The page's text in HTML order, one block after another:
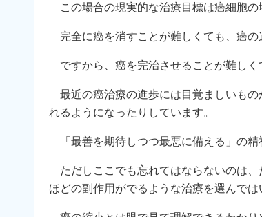
この場合の現実的な治療目標は癌細胞の
完全に癌を消すことが難しくても、癌の
ですから、癌を完治させることが難しく
最近の癌治療の進歩には目覚ましいもの
れるようになったりしています。
「最善を期待しつつ最悪に備える」の精
ただしここでも忘れてはならないのは、
ほどの副作用がでるような治療を選んでは